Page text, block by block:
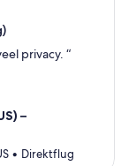
privacy. “
–
• Direktflug